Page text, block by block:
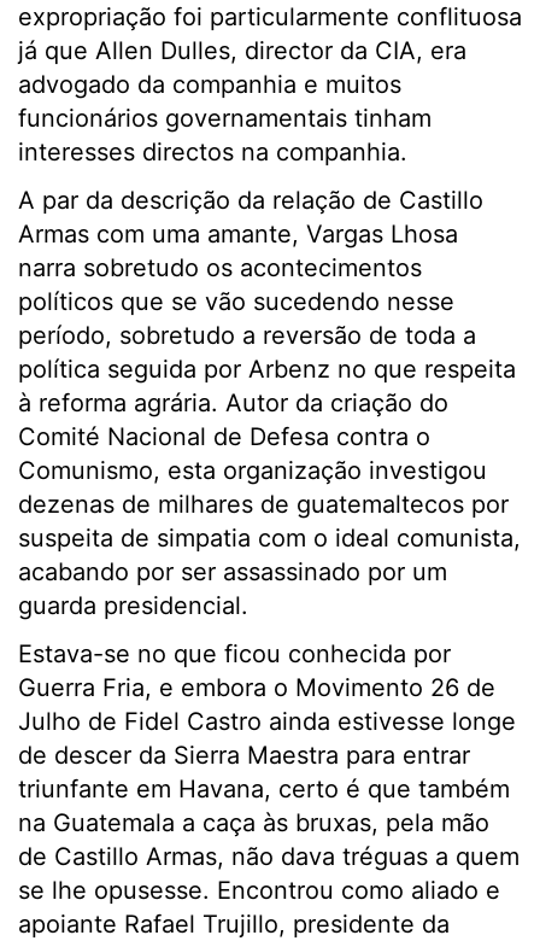
expropriação foi particularmente conflituosa
já que Allen Dulles, director da CIA, era
advogado da companhia e muitos
funcionários governamentais tinham
interesses directos na companhia.
A par da descrição da relação de Castillo
Armas com uma amante, Vargas Lhosa
narra sobretudo os acontecimentos
políticos que se vão sucedendo nesse
período, sobretudo a reversão de toda a
política seguida por Arbenz no que respeita
à reforma agrária. Autor da criação do
Comité Nacional de Defesa contra o
Comunismo, esta organização investigou
dezenas de milhares de guatemaltecos por
suspeita de simpatia com o ideal comunista,
acabando por ser assassinado por um
guarda presidencial.
Estava-se no que ficou conhecida por
Guerra Fria, e embora o Movimento 26 de
Julho de Fidel Castro ainda estivesse longe
de descer da Sierra Maestra para entrar
triunfante em Havana, certo é que também
na Guatemala a caça às bruxas, pela mão
de Castillo Armas, não dava tréguas a quem
se lhe opusesse. Encontrou como aliado e
apoiante Rafael Trujillo, presidente da